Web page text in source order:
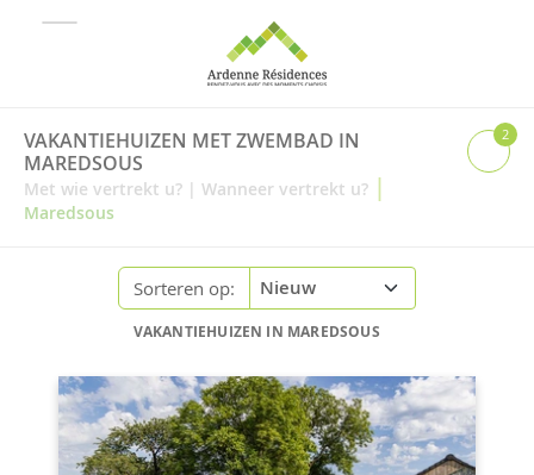
VAKANTIEHUIZEN MET ZWEMBAD IN
MAREDSOUS
Met wie vertrekt u? | Wanneer vertrekt u? |
Maredsous
2
Sorteren op:
VAKANTIEHUIZEN IN MAREDSOUS